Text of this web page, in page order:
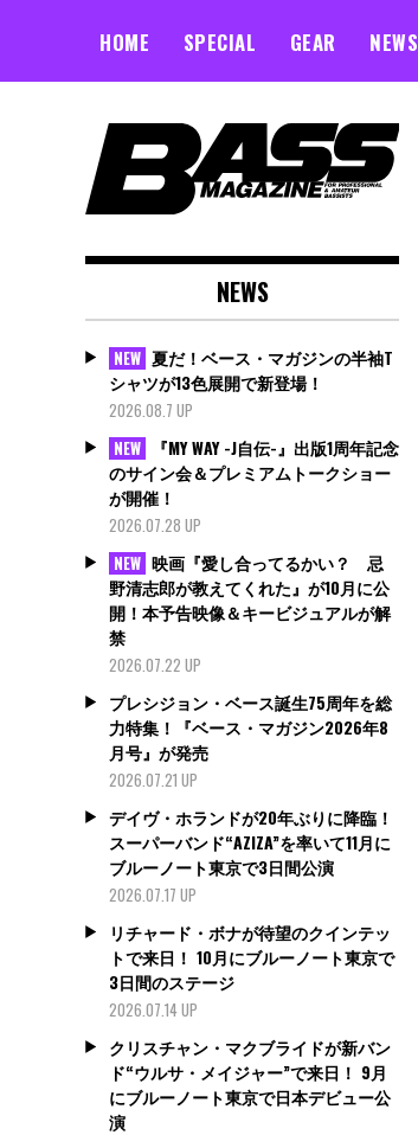
HOME SPECIAL GEAR NEWS
NEWS
NEW 夏だ！ベース・マガジンの半袖T
シャツが13色展開で新登場！
2026.08.7 UP
NEW
『MY WAY -J自伝-』出版1周年記念
のサイン会＆プレミアムトークショー
が開催！
2026.07.28 UP
NEW 映画『愛し合ってるかい？ 忌
野清志郎が教えてくれた』が10月に公
開！本予告映像＆キービジュアルが解
禁
2026.07.22 UP
プレシジョン・ベース誕生75周年を総
力特集！『ベース・マガジン2026年8
月号』が発売
2026.07.21 UP
デイヴ・ホランドが20年ぶりに降臨！
スーパーバンド“AZIZA”を率いて11月に
ブルーノート東京で3日間公演
2026.07.17 UP
リチャード・ボナが待望のクインテッ
トで来日！ 10月にブルーノート東京で
3日間のステージ
2026.07.14 UP
クリスチャン・マクブライドが新バン
ド“ウルサ・メイジャー”で来日！ 9月
にブルーノート東京で日本デビュー公
演